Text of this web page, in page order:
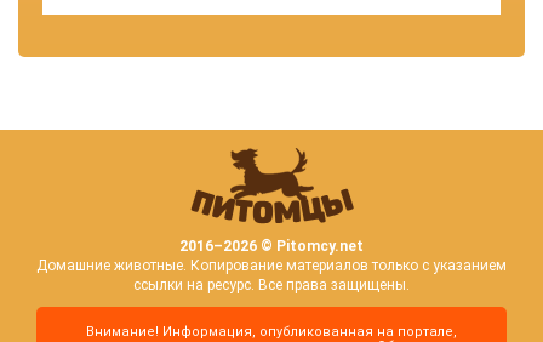
2016–2026 © Pitomcy.net
Домашние животные. Копирование материалов только с указанием
ссылки на ресурс. Все права защищены.
Внимание! Информация, опубликованная на портале,